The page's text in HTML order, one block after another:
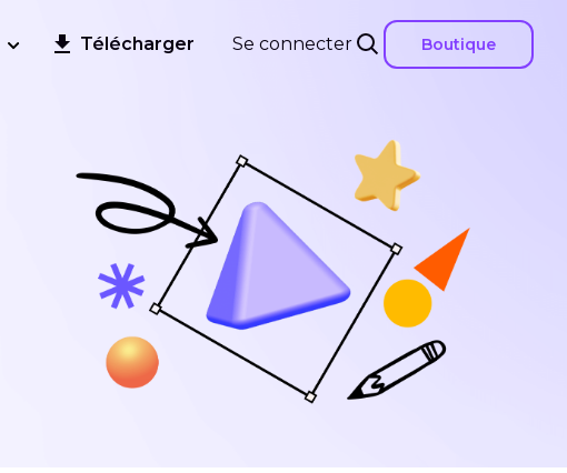
Se connecter Boutique
Télécharger